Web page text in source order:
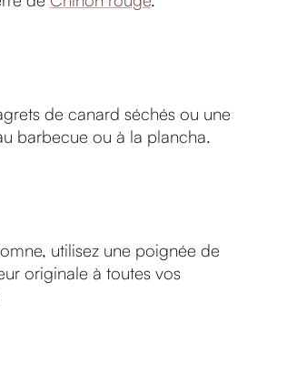
de canard séchés ou une
barbecue ou à la plancha.
utilisez une poignée de
originale à toutes vos